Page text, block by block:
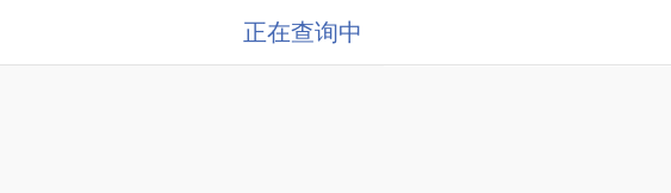
正在查询中